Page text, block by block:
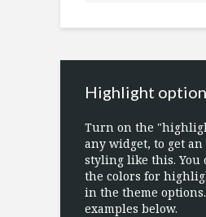
Highlight option
Turn on the
any widget, to get
styling like this. You
the colors for
in the theme options.
examples below.